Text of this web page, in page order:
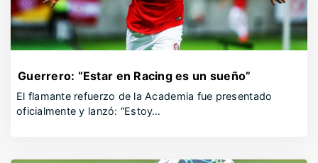
Guerrero: “Estar en Racing es un sueño”
El flamante refuerzo de la Academia fue presentado
oficialmente y lanzó: “Estoy…